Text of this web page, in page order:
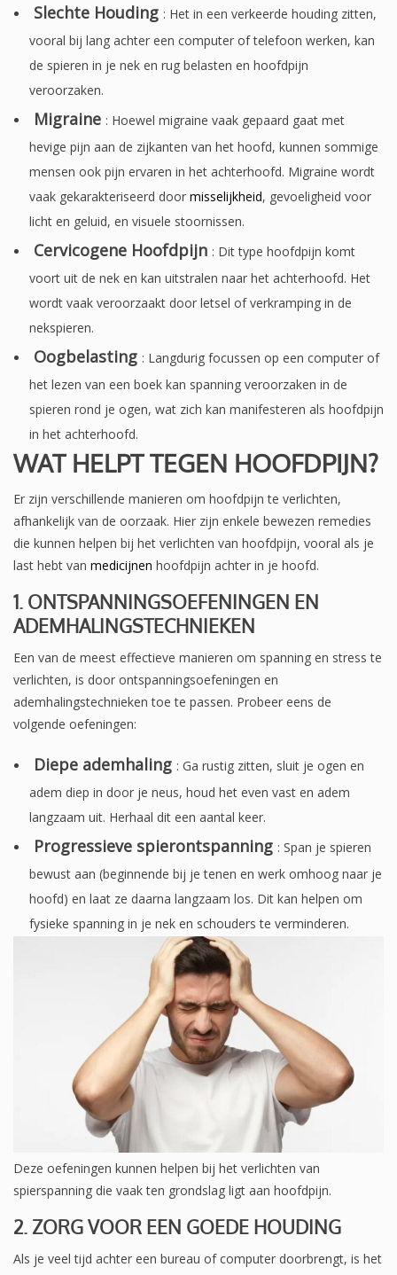
Slechte Houding : Het in een verkeerde houding zitten,
vooral bij lang achter een computer of telefoon werken, kan
de spieren in je nek en rug belasten en hoofdpijn
veroorzaken.
Migraine : Hoewel migraine vaak gepaard gaat met
hevige pijn aan de zijkanten van het hoofd, kunnen sommige
mensen ook pijn ervaren in het achterhoofd. Migraine wordt
vaak gekarakteriseerd door misselijkheid, gevoeligheid voor
licht en geluid, en visuele stoornissen.
Cervicogene Hoofdpijn : Dit type hoofdpijn komt
voort uit de nek en kan uitstralen naar het achterhoofd. Het
wordt vaak veroorzaakt door letsel of verkramping in de
nekspieren.
Oogbelasting : Langdurig focussen op een computer of
het lezen van een boek kan spanning veroorzaken in de
spieren rond je ogen, wat zich kan manifesteren als hoofdpijn
in het achterhoofd.
WAT HELPT TEGEN HOOFDPIJN?
Er zijn verschillende manieren om hoofdpijn te verlichten,
afhankelijk van de oorzaak. Hier zijn enkele bewezen remedies
die kunnen helpen bij het verlichten van hoofdpijn, vooral als je
last hebt van medicijnen hoofdpijn achter in je hoofd.
1. ONTSPANNINGSOEFENINGEN EN
ADEMHALINGSTECHNIEKEN
Een van de meest effectieve manieren om spanning en stress te
verlichten, is door ontspanningsoefeningen en
ademhalingstechnieken toe te passen. Probeer eens de
volgende oefeningen:
Diepe ademhaling : Ga rustig zitten, sluit je ogen en
adem diep in door je neus, houd het even vast en adem
langzaam uit. Herhaal dit een aantal keer.
Progressieve spierontspanning : Span je spieren
bewust aan (beginnende bij je tenen en werk omhoog naar je
hoofd) en laat ze daarna langzaam los. Dit kan helpen om
fysieke spanning in je nek en schouders te verminderen.
Deze oefeningen kunnen helpen bij het verlichten van
spierspanning die vaak ten grondslag ligt aan hoofdpijn.
2. ZORG VOOR EEN GOEDE HOUDING
Als je veel tijd achter een bureau of computer doorbrengt, is het